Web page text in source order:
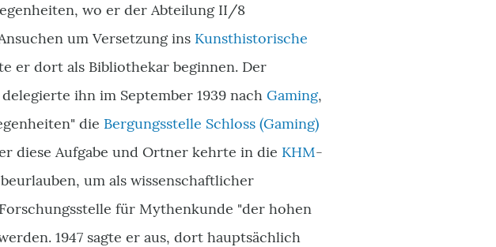
wo er der Abteilung II/8
um Versetzung ins Kunsthistorische
er dort als Bibliothekar beginnen. Der
delegierte ihn im September 1939 nach Gaming,
die Bergungsstelle Schloss (Gaming)
diese Aufgabe und Ortner kehrte in die KHM-
um als wissenschaftlicher
für Mythenkunde "der hohen
1947 sagte er aus, dort hauptsächlich